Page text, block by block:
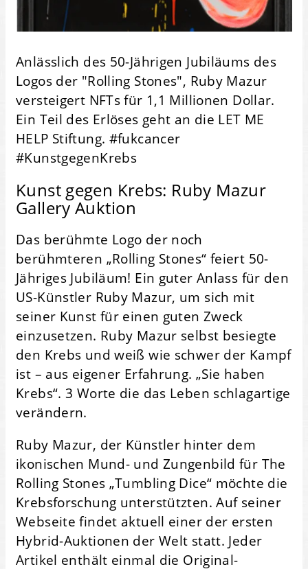
Anlässlich des 50-Jährigen Jubiläums des
Logos der "Rolling Stones", Ruby Mazur
versteigert NFTs für 1,1 Millionen Dollar.
Ein Teil des Erlöses geht an die LET ME
HELP Stiftung. #fukcancer
#KunstgegenKrebs
Kunst gegen Krebs: Ruby Mazur
Gallery Auktion
Das berühmte Logo der noch
berühmteren „Rolling Stones“ feiert 50-
Jähriges Jubiläum! Ein guter Anlass für den
US-Künstler Ruby Mazur, um sich mit
seiner Kunst für einen guten Zweck
einzusetzen. Ruby Mazur selbst besiegte
den Krebs und weiß wie schwer der Kampf
ist – aus eigener Erfahrung. „Sie haben
Krebs“. 3 Worte die das Leben schlagartige
verändern.
Ruby Mazur, der Künstler hinter dem
ikonischen Mund- und Zungenbild für The
Rolling Stones „Tumbling Dice“ möchte die
Krebsforschung unterstützten. Auf seiner
Webseite findet aktuell einer der ersten
Hybrid-Auktionen der Welt statt. Jeder
Artikel enthält einmal die Original-